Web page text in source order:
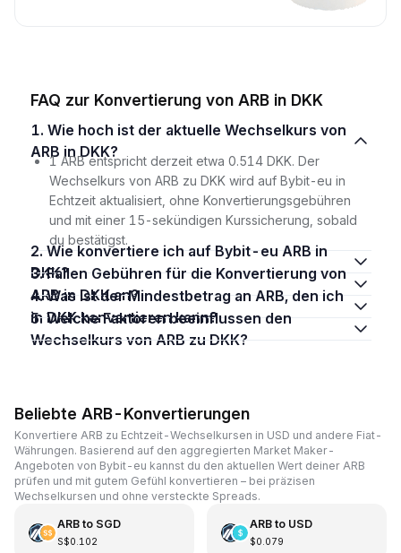
FAQ zur Konvertierung von ARB in DKK
1. Wie hoch ist der aktuelle Wechselkurs von
ARB in DKK?
1 ARB entspricht derzeit etwa 0.514 DKK. Der
Wechselkurs von ARB zu DKK wird auf Bybit-eu in
Echtzeit aktualisiert, ohne Konvertierungsgebühren
und mit einer 15-sekündigen Kurssicherung, sobald
du bestätigst.
2. Wie konvertiere ich auf Bybit-eu ARB in
DKK?
3. Fallen Gebühren für die Konvertierung von
ARB in DKK an?
4. Was ist der Mindestbetrag an ARB, den ich
in DKK konvertieren kann?
5. Welche Faktoren beeinflussen den
Wechselkurs von ARB zu DKK?
Beliebte ARB-Konvertierungen
Konvertiere ARB zu Echtzeit-Wechselkursen in USD und andere Fiat-
Währungen. Basierend auf den aggregierten Market Maker-
Angeboten von Bybit-eu kannst du den aktuellen Wert deiner ARB
prüfen und mit gutem Gefühl konvertieren – bei präzisen
Wechselkursen und ohne versteckte Spreads.
ARBto SGD
S$0.102
ARBto USD
$0.079